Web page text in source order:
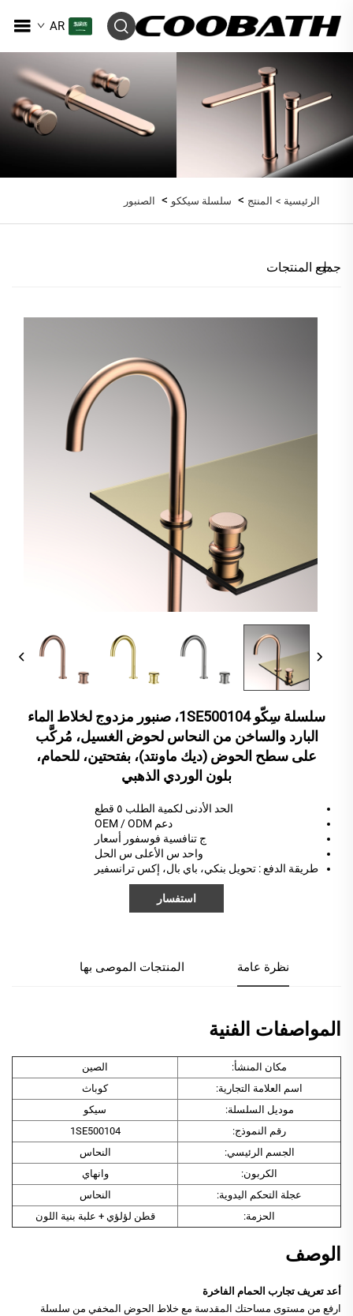
AR
الرئيسية > المنتج > سلسلة سيككو > الصنبور
جميع المنتجات
سلسلة سِكّو 1SE500104، صنبور مزدوج لخلاط الماء
البارد والساخن من النحاس لحوض الغسيل، مُركَّب
على سطح الحوض (ديك ماونتد)، بفتحتين، للحمام،
بلون الوردي الذهبي
الحد الأدنى لكمية الطلب ٥ قطع
دعم OEM / ODM
ج تنافسية فوسفور أسعار
واحد س الأعلى س الحل
طريقة الدفع: تحويل بنكي، باي بال، إكس ترانسفير
استفسار
نظرة عامة المنتجات الموصى بها
المواصفات الفنية
مكان المنشأ:
الصين
اسم العلامة التجارية:
كوباث
موديل السلسلة:
سيكو
رقم النموذج:
1SE500104
الجسم الرئيسي:
النحاس
الكربون:
وانهاي
عجلة التحكم اليدوية:
النحاس
الحزمة:
قطن لؤلؤي + علبة بنية اللون
الوصف
أعد تعريف تجارب الحمام الفاخرة
ارفع من مستوى مساحتك المقدسة مع خلاط الحوض المخفي من سلسلة